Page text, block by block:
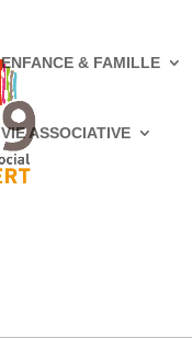
ENFANCE & FAMILLE
VIE ASSOCIATIVE